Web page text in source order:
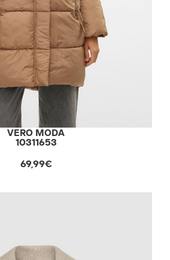
VERO MODA
10311653
69,99€